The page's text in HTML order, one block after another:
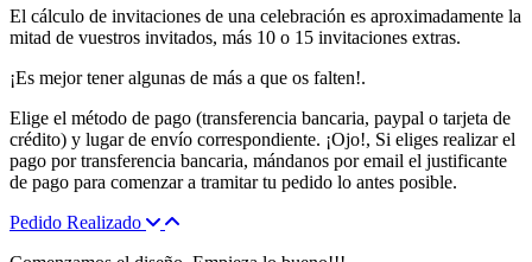
El cálculo de invitaciones de una celebración es aproximadamente la
mitad de vuestros invitados, más 10 o 15 invitaciones extras.
¡Es mejor tener algunas de más a que os falten!.
Elige el método de pago (transferencia bancaria, paypal o tarjeta de
crédito) y lugar de envío correspondiente. ¡Ojo!, Si eliges realizar el
pago por transferencia bancaria, mándanos por email el justificante
de pago para comenzar a tramitar tu pedido lo antes posible.
Pedido Realizado